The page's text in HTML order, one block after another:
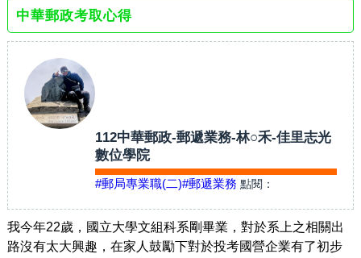
中華郵政考取心得
112中華郵政-郵遞業務-林○禾-佳里志光
數位學院
#郵局專業職(二)#郵遞業務 點閱：
我今年22歲，國立大學文組科系剛畢業，對於系上之相關出
路沒有太大興趣，在家人鼓勵下對於投考國營企業有了初步